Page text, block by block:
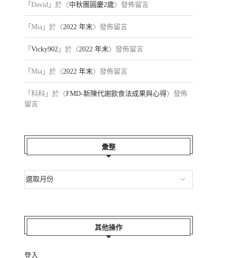
「 David 」於〈中秋團圓慶2歲〉發佈留言
「 Mia 」於〈2022 年末〉發佈留言
「 Vicky902 」於〈2022 年末〉發佈留言
「 Mia 」於〈2022 年末〉發佈留言
「 科科 」於〈FMD-新陳代謝飲食法成果與心得〉發佈
留言
彙整
其他操作
登入